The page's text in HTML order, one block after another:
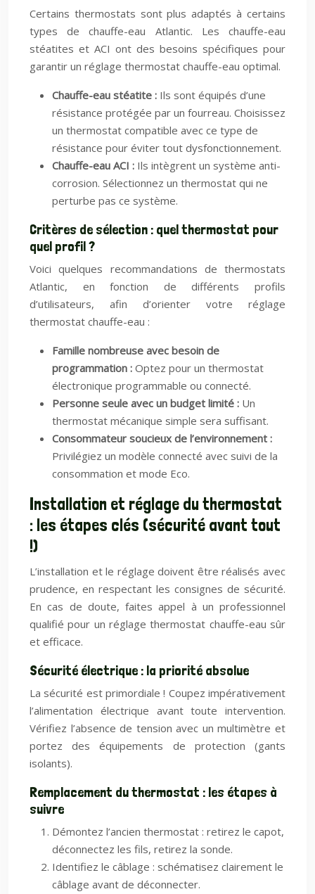
Certains thermostats sont plus adaptés à certains
types de chauffe-eau Atlantic. Les chauffe-eau
stéatites et ACI ont des besoins spécifiques pour
garantir un réglage thermostat chauffe-eau optimal.
Chauffe-eau stéatite : Ils sont équipés d’une
résistance protégée par un fourreau. Choisissez
un thermostat compatible avec ce type de
résistance pour éviter tout dysfonctionnement.
Chauffe-eau ACI : Ils intègrent un système anti-
corrosion. Sélectionnez un thermostat qui ne
perturbe pas ce système.
Critères de sélection : quel thermostat pour
quel profil ?
Voici quelques recommandations de thermostats
Atlantic, en fonction de différents profils
d’utilisateurs, afin d’orienter votre réglage
thermostat chauffe-eau :
Famille nombreuse avec besoin de
programmation : Optez pour un thermostat
électronique programmable ou connecté.
Personne seule avec un budget limité : Un
thermostat mécanique simple sera suffisant.
Consommateur soucieux de l’environnement :
Privilégiez un modèle connecté avec suivi de la
consommation et mode Eco.
Installation et réglage du thermostat
: les étapes clés (sécurité avant tout
!)
L’installation et le réglage doivent être réalisés avec
prudence, en respectant les consignes de sécurité.
En cas de doute, faites appel à un professionnel
qualifié pour un réglage thermostat chauffe-eau sûr
et efficace.
Sécurité électrique : la priorité absolue
La sécurité est primordiale ! Coupez impérativement
l’alimentation électrique avant toute intervention.
Vérifiez l’absence de tension avec un multimètre et
portez des équipements de protection (gants
isolants).
Remplacement du thermostat : les étapes à
suivre
Démontez l’ancien thermostat : retirez le capot,
déconnectez les fils, retirez la sonde.
Identifiez le câblage : schématisez clairement le
câblage avant de déconnecter.